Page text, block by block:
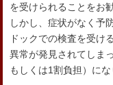
を受けられることをお
しかし、症状がなく予
ドックでの検査を受け
異常が発見されてしま
もしくは1割負担）にな